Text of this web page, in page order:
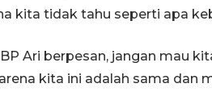
kita tidak tahu seperti apa
Ari berpesan, jangan mau
kita ini adalah sama dan